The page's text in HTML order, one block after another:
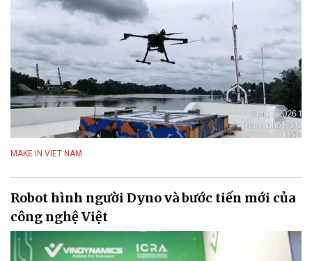
MAKE IN VIET NAM
Robot hình người Dyno và bước tiến mới của
công nghệ Việt